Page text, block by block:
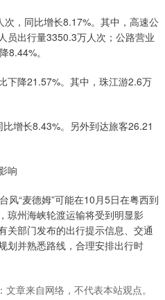
，同比增长8.17%。其中，高速公
员出行量3350.3万人次；公路营业
8.44%。
降21.57%。其中，珠江游2.6万
增长8.43%。另外到达旅客26.21
响
“麦德姆”可能在10月5日在粤西到
琼州海峡轮渡运输将受到明显影
关部门发布的出行提示信息、交通
划并熟悉路线，合理安排出行时
文章来自网络，不代表本站观点。